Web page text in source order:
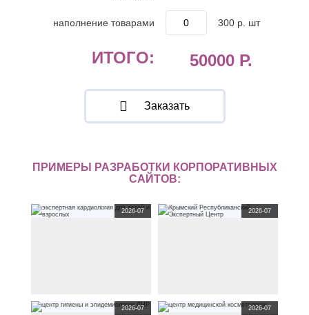
наполнение товарами 300 р. шт
ИТОГО: 50000Р.
Заказать
ПРИМЕРЫ РАЗРАБОТКИ КОРПОРАТИВНЫХ
САЙТОВ:
корпоративный сайт
levitclinic.ru
по тематике
2026-07
корпоративный сайт
ekspert-proyekt.ru
2026-07
2026-07 2026-07